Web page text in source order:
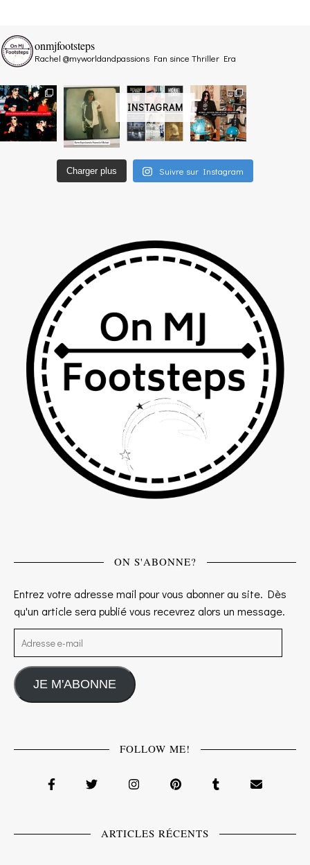
INSTAGRAM
onmjfootsteps
Rachel @myworldandpassions Fan since Thriller Era
Charger plus Suivre sur Instagram
ON S'ABONNE?
Entrez votre adresse mail pour vous abonner au site. Dès
qu'un article sera publié vous recevrez alors un message.
Adresse e-mail
JE M'ABONNE
FOLLOW ME!
ARTICLES RÉCENTS